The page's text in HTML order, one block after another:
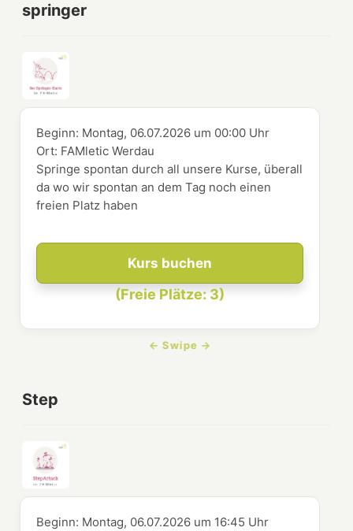
springer
Kurs buchen
(Freie Plätze: 3)
Beginn: Montag, 06.07.2026 um 00:00 Uhr
Ort: FAMletic Werdau
Springe spontan durch all unsere Kurse, überall
da wo wir spontan an dem Tag noch einen
freien Platz haben
Step
Beginn: Montag, 06.07.2026 um 16:45 Uhr